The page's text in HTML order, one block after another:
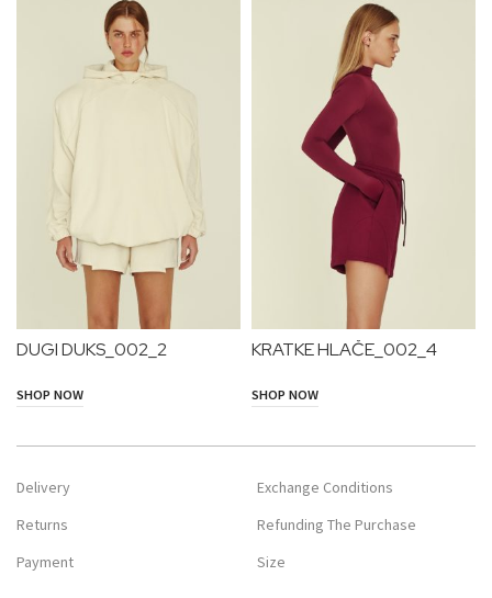
DUGI DUKS_002_2
SHOP NOW
KRATKE HLAČE_002_4
SHOP NOW
Delivery
Returns
Payment
Exchange Conditions
Refunding The Purchase
Size